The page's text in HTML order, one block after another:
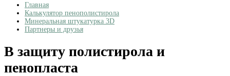
Главная
Калькулятор пенополистирола
Минеральная штукатурка 3D
Партнеры и друзья
В защиту полистирола и
пенопласта